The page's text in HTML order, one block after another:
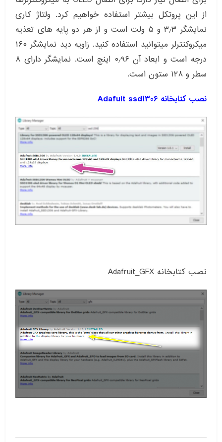
از این پروتکل بیشتر استفاده خواهیم کرد. ولتاژ کاری
نمایشگر ۳٫۳ و ۵ ولت است و از هر دو پایه های تعذیه
میکروکنترلر میتوانید استفاده کنید. زاویه دید نمایشگر ۱۶۰
درجه است و ابعاد آن ۰٫۹۶ اینچ است. نمایشگر دارای ۸
سطر و ۱۲۸ ستون است.
نصب کتابخانه Adafuit ssd1306
نصب کتابخانه Adafruit_GFX